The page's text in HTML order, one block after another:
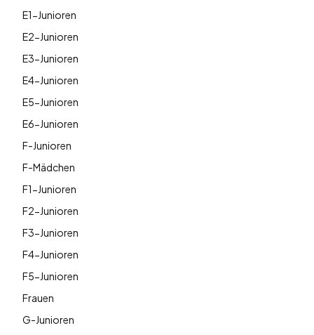
E1-Junioren
E2-Junioren
E3-Junioren
E4-Junioren
E5-Junioren
E6-Junioren
F-Junioren
F-Mädchen
F1-Junioren
F2-Junioren
F3-Junioren
F4-Junioren
F5-Junioren
Frauen
G-Junioren